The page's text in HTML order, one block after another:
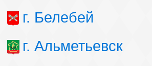
г. Белебей
г. Альметьевск